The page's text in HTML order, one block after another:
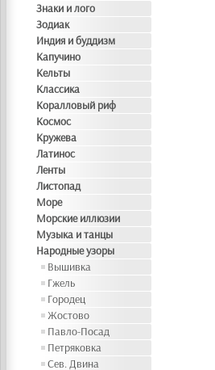
Знаки и лого
Зодиак
Индия и буддизм
Капучино
Кельты
Классика
Коралловый риф
Космос
Кружева
Латинос
Ленты
Листопад
Море
Морские иллюзии
Музыка и танцы
Народные узоры
Вышивка
Гжель
Городец
Жостово
Павло-Посад
Петряковка
Сев. Двина